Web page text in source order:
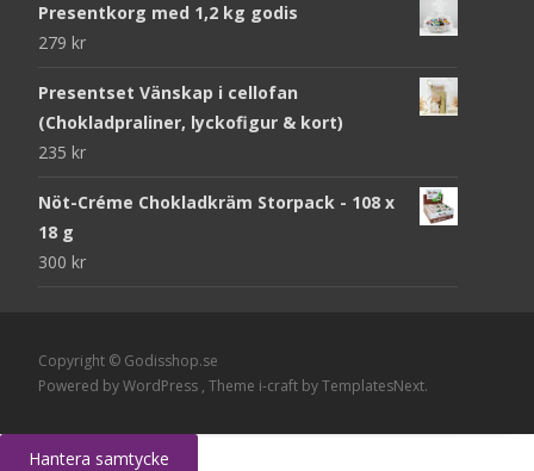
Presentkorg med 1,2 kg godis
279 kr
Presentset Vänskap i cellofan
(Chokladpraliner, lyckofigur & kort)
235 kr
Nöt-Créme Chokladkräm Storpack - 108 x
18 g
300 kr
Copyright © Godisshop.se
Powered by WordPress , Theme i-craft by TemplatesNext.
Hantera samtycke